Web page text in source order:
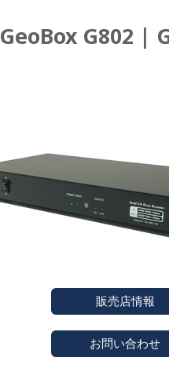
GeoBox G802 |
販売店情報
お問い合わせ